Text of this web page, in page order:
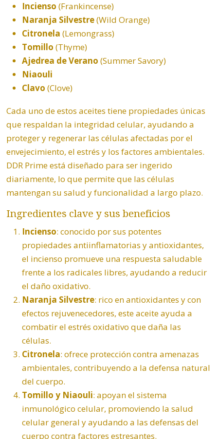
Incienso (Frankincense)
Naranja Silvestre(Wild Orange)
Citronela (Lemongrass)
Tomillo (Thyme)
Ajedrea de Verano (Summer Savory)
Niaouli
Clavo (Clove)
Cada uno de estos aceites tiene propiedades únicas
que respaldan la integridad celular, ayudando a
proteger y regenerar las células afectadas por el
envejecimiento, el estrés y los factores ambientales.
DDR Prime está diseñado para ser ingerido
diariamente, lo que permite que las células
mantengan su salud y funcionalidad a largo plazo.
Ingredientes clave y sus beneficios
Incienso: conocido por sus potentes
propiedades antiinflamatorias y antioxidantes,
el incienso promueve una respuesta saludable
frente a los radicales libres, ayudando a reducir
el daño oxidativo.
Naranja Silvestre: rico en antioxidantes y con
efectos rejuvenecedores, este aceite ayuda a
combatir el estrés oxidativo que daña las
células.
Citronela: ofrece protección contra amenazas
ambientales, contribuyendo a la defensa natural
del cuerpo.
Tomillo y Niaouli: apoyan el sistema
inmunológico celular, promoviendo la salud
celular general y ayudando a las defensas del
cuerpo contra factores estresantes.